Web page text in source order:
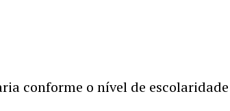
conforme o nível de